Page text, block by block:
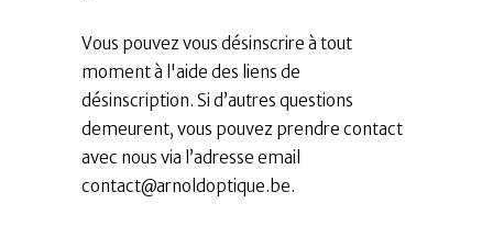
Vous pouvez vous désinscrire à tout
moment à l'aide des liens de
désinscription. Si d’autres questions
demeurent, vous pouvez prendre contact
avec nous via l’adresse email
contact@arnoldoptique.be.